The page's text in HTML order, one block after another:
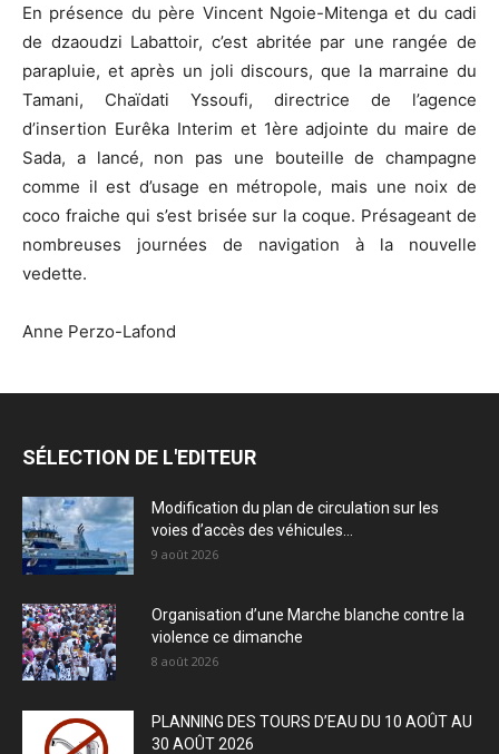
En présence du père Vincent Ngoie-Mitenga et du cadi
de dzaoudzi Labattoir, c’est abritée par une rangée de
parapluie, et après un joli discours, que la marraine du
Tamani, Chaïdati Yssoufi, directrice de l’agence
d’insertion Eurêka Interim et 1ère adjointe du maire de
Sada, a lancé, non pas une bouteille de champagne
comme il est d’usage en métropole, mais une noix de
coco fraiche qui s’est brisée sur la coque. Présageant de
nombreuses journées de navigation à la nouvelle
vedette.
Anne Perzo-Lafond
SÉLECTION DE L'EDITEUR
Modification du plan de circulation sur les
voies d’accès des véhicules...
9 août 2026
Organisation d’une Marche blanche contre la
violence ce dimanche
8 août 2026
PLANNING DES TOURS D’EAU DU 10 AOÛT AU
30 AOÛT 2026